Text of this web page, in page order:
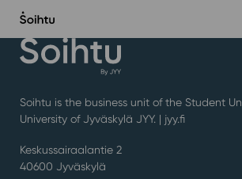
sisältöön
Soihtu is the business unit of the Student
University of Jyväskylä JYY. | jyy.fi
Keskussairaalantie 2
40600 Jyväskylä